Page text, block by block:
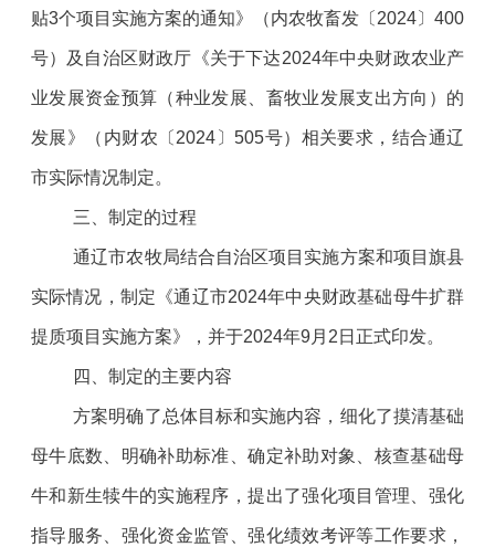
贴3个项目实施方案的通知》（内农牧畜发〔2024〕400
号）及自治区财政厅《关于下达2024年中央财政农业产
业发展资金预算（种业发展、畜牧业发展支出方向）的
发展》（内财农〔2024〕505号）相关要求，结合通辽
市实际情况制定。
三、制定的过程
通辽市农牧局结合自治区项目实施方案和项目旗县
实际情况，制定《通辽市2024年中央财政基础母牛扩群
提质项目实施方案》，并于2024年9月2日正式印发。
四、制定的主要内容
方案明确了总体目标和实施内容，细化了摸清基础
母牛底数、明确补助标准、确定补助对象、核查基础母
牛和新生犊牛的实施程序，提出了强化项目管理、强化
指导服务、强化资金监管、强化绩效考评等工作要求，